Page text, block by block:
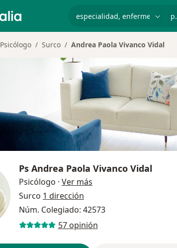
Psicólogo Surco Andrea Paola Vivanco Vidal
Ps Andrea Paola Vivanco Vidal
Psicólogo · Ver más
Surco 1 dirección
Núm. Colegiado: 42573
57 opinión